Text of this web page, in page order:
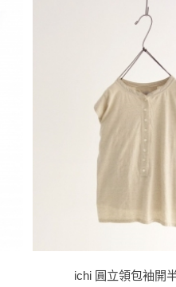
ichi 圓立領包袖開